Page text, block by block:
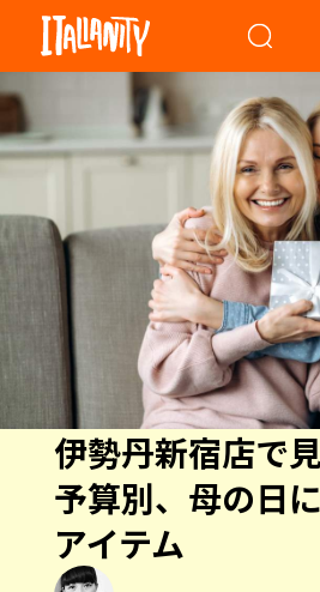
伊勢丹新宿店で
予算別、母の日
アイテム